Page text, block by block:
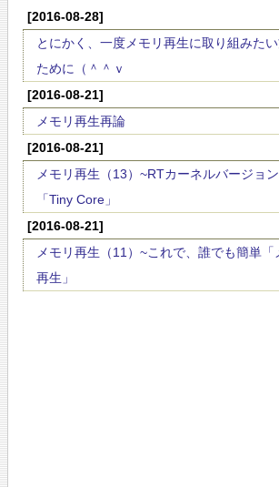
[2016-08-28]
とにかく、一度メモリ再生に取り組みた
ために（＾＾ｖ
[2016-08-21]
メモリ再生再論
[2016-08-21]
メモリ再生（13）~RTカーネルバージョ
「Tiny Core」
[2016-08-21]
メモリ再生（11）~これで、誰でも簡単「
再生」